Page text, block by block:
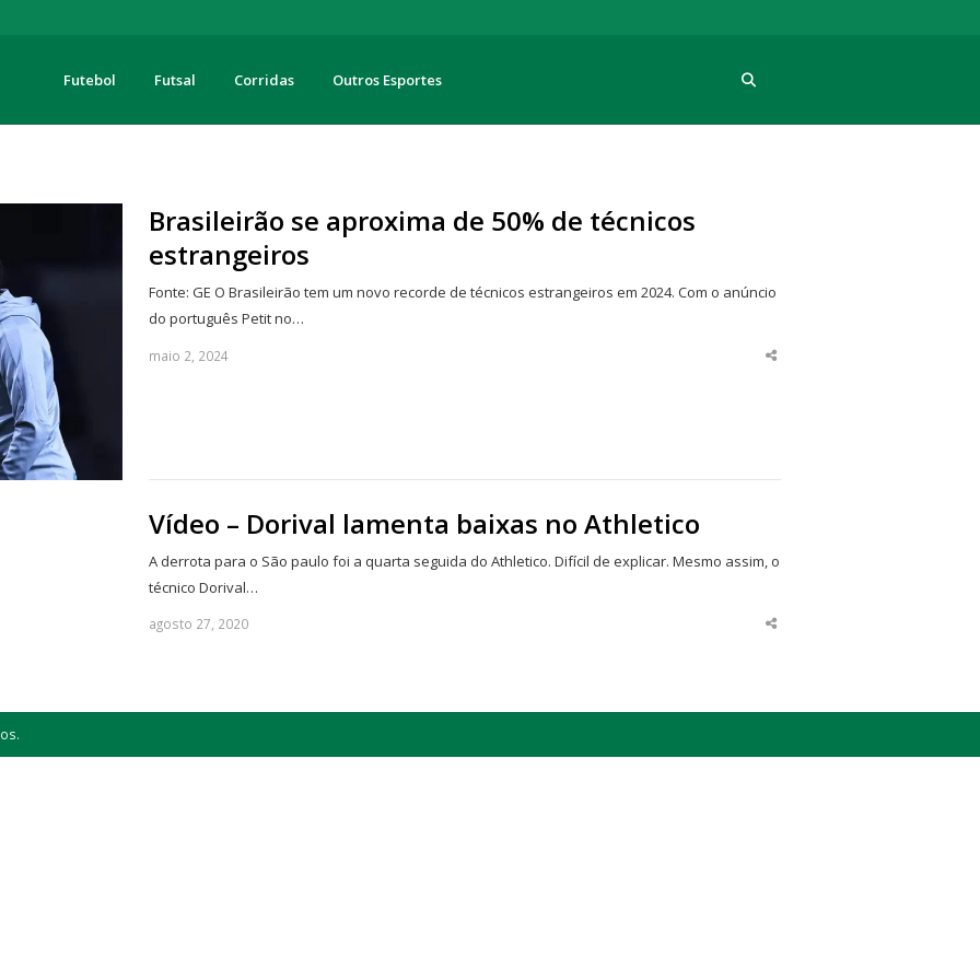
Futebol Futsal Corridas Outros Esportes
Brasileirão se aproxima de 50% de técnicos
estrangeiros
Fonte: GE O Brasileirão tem um novo recorde de técnicos estrangeiros em 2024. Com o anúncio
do português Petit no…
maio 2, 2024
Share
Vídeo – Dorival lamenta baixas no Athletico
A derrota para o São paulo foi a quarta seguida do Athletico. Difícil de explicar. Mesmo assim, o
técnico Dorival…
agosto 27, 2020
Share